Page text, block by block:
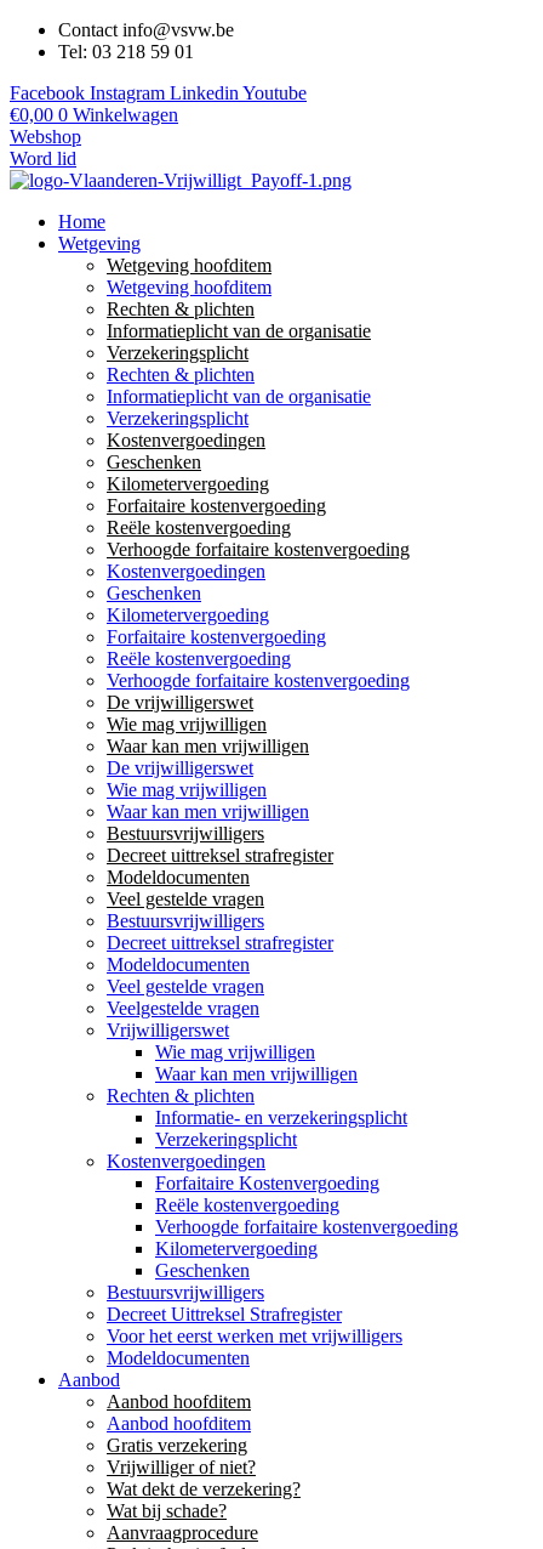
Contact info@vsvw.be
Tel: 03 218 59 01
Facebook Instagram Linkedin Youtube
€0,00 0 Winkelwagen
Webshop
Word lid
Home
Wetgeving
Wetgeving hoofditem
Wetgeving hoofditem
Rechten & plichten
Informatieplicht van de organisatie
Verzekeringsplicht
Rechten & plichten
Informatieplicht van de organisatie
Verzekeringsplicht
Kostenvergoedingen
Geschenken
Kilometervergoeding
Forfaitaire kostenvergoeding
Reële kostenvergoeding
Verhoogde forfaitaire kostenvergoeding
Kostenvergoedingen
Geschenken
Kilometervergoeding
Forfaitaire kostenvergoeding
Reële kostenvergoeding
Verhoogde forfaitaire kostenvergoeding
De vrijwilligerswet
Wie mag vrijwilligen
Waar kan men vrijwilligen
De vrijwilligerswet
Wie mag vrijwilligen
Waar kan men vrijwilligen
Bestuursvrijwilligers
Decreet uittreksel strafregister
Modeldocumenten
Veel gestelde vragen
Bestuursvrijwilligers
Decreet uittreksel strafregister
Modeldocumenten
Veel gestelde vragen
Veelgestelde vragen
Vrijwilligerswet
Wie mag vrijwilligen
Waar kan men vrijwilligen
Rechten & plichten
Informatie- en verzekeringsplicht
Verzekeringsplicht
Kostenvergoedingen
Forfaitaire Kostenvergoeding
Reële kostenvergoeding
Verhoogde forfaitaire kostenvergoeding
Kilometervergoeding
Geschenken
Bestuursvrijwilligers
Decreet Uittreksel Strafregister
Voor het eerst werken met vrijwilligers
Modeldocumenten
Aanbod
Aanbod hoofditem
Aanbod hoofditem
Gratis verzekering
Vrijwilliger of niet?
Wat dekt de verzekering?
Wat bij schade?
Aanvraagprocedure